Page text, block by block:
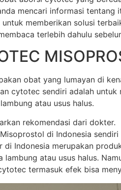
mencari informasi
memberikan solusi
terlebih dahulu
obat yang lumayan di
cytotec sendiri adalah
atau usus halus.
rekomendasi dari dokter.
di Indonesia
Indonesia merupakan
atau usus halus.
termasuk efek bisa